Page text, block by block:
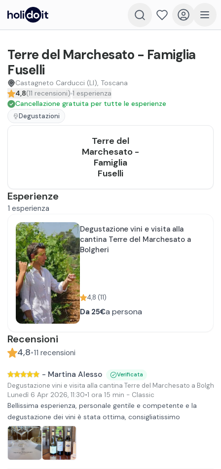
Terre del Marchesato - Famiglia
Fuselli
Castagneto Carducci (LI), Toscana
4,8(11 recensioni) 1 esperienza
Cancellazione gratuita per tutte le esperienze
Degustazioni
Esperienze
1 esperienza
Degustazione vini e visita alla
cantina Terre del Marchesato a
Bolgheri
4,8 (11)
Da 25€a persona
Recensioni
4,8•11 recensioni
- Martina Alesso Verificata
Degustazione vini e visita alla cantina Terre del Marchesato a
Lunedì 6 Apr 2026, 11:30•1 ora 15 min - Classic
Bellissima esperienza, personale gentile e competente e la
degustazione dei vini è stata ottima, consigliatissimo
Terre del
Marchesato -
Famiglia
Fuselli